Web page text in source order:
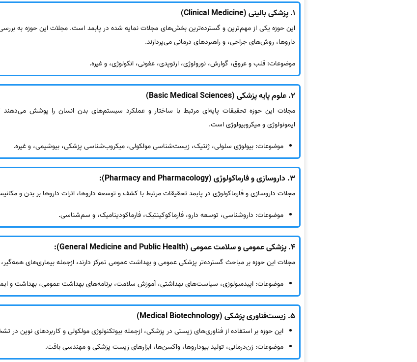
1. پزشکی بالینی (Clinical Medicine)
این حوزه یکی از مهم‌ترین و گسترده‌ترین بخش‌های مجلات نمایه شده در پابمد است. مجلات این حوزه به
داروها، روش‌های جراحی، و راهبردهای درمانی می‌پردازند.
موضوعات: قلب و عروق، گوارش، نورولوژی، ارتوپدی، عفونی، انکولوژی، و غیره.
2. علوم پایه پزشکی (Basic Medical Sciences)
مجلات این حوزه تحقیقات پایه‌ای مرتبط با ساختار و عملکرد سیستم‌های بدن انسان را پوشش می‌دهند
ایمونولوژی و میکروبیولوژی است.
موضوعات: بیولوژی سلولی، ژنتیک، زیست‌شناسی مولکولی، میکروب‌شناسی پزشکی، بیوشیمی، و غیره.
3. داروسازی و فارماکولوژی (Pharmacy and Pharmacology) :
مجلات داروسازی و فارماکولوژی در پابمد تحقیقات مرتبط با کشف و توسعه داروها، اثرات داروها بر بدن و
موضوعات: داروشناسی، توسعه دارو، فارماکوکینتیک، فارماکودینامیک، و سم‌شناسی.
4. پزشکی عمومی و سلامت عمومی (General Medicine and Public Health) :
مجلات این حوزه بر مباحث گسترده‌تر پزشکی عمومی و بهداشت عمومی تمرکز دارند، ازجمله بیماری‌های
موضوعات: اپیدمیولوژی، سیاست‌های بهداشتی، آموزش سلامت، برنامه‌های بهداشت عمومی، بهداشت و
5. زیست‌فناوری پزشکی (Medical Biotechnology)
این حوزه بر استفاده از فناوری‌های زیستی در پزشکی، ازجمله بیوتکنولوژی مولکولی و کاربردهای نوین در
موضوعات: ژن‌درمانی، تولید بیو‌داروها، واکسن‌ها، ابزارهای زیست پزشکی و مهندسی بافت.